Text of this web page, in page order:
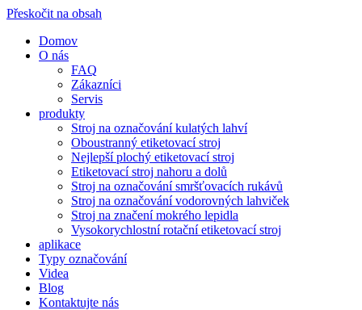
Přeskočit na obsah
Domov
O nás
FAQ
Zákazníci
Servis
produkty
Stroj na označování kulatých lahví
Oboustranný etiketovací stroj
Nejlepší plochý etiketovací stroj
Etiketovací stroj nahoru a dolů
Stroj na označování smršťovacích rukávů
Stroj na označování vodorovných lahviček
Stroj na značení mokrého lepidla
Vysokorychlostní rotační etiketovací stroj
aplikace
Typy označování
Videa
Blog
Kontaktujte nás